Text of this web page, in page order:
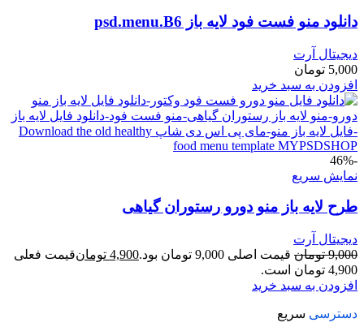
دانلود منو فست فود لایه باز psd.menu.B6
دیجیتال آرت
5,000 تومان
افزودن به سبد خرید
-46%
نمایش سریع
طرح لایه باز منو دورو رستوران گیاهی
دیجیتال آرت
9,000 تومان قیمت اصلی 9,000 تومان بود. 4,900 تومانقیمت فعلی
4,900 تومان است.
افزودن به سبد خرید
دسترسی سریع